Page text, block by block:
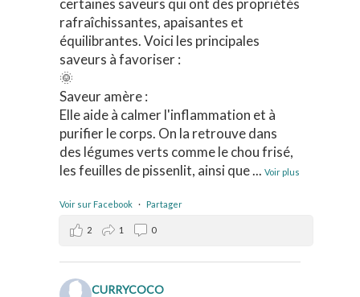
certaines saveurs qui ont des propriétés
rafraîchissantes, apaisantes et
équilibrantes. Voici les principales
saveurs à favoriser :
🌞
Saveur amère :
Elle aide à calmer l'inflammation et à
purifier le corps. On la retrouve dans
des légumes verts comme le chou frisé,
les feuilles de pissenlit, ainsi que... Voir plus
Voir sur Facebook · Partager
2 1 0
CURRYCOCO